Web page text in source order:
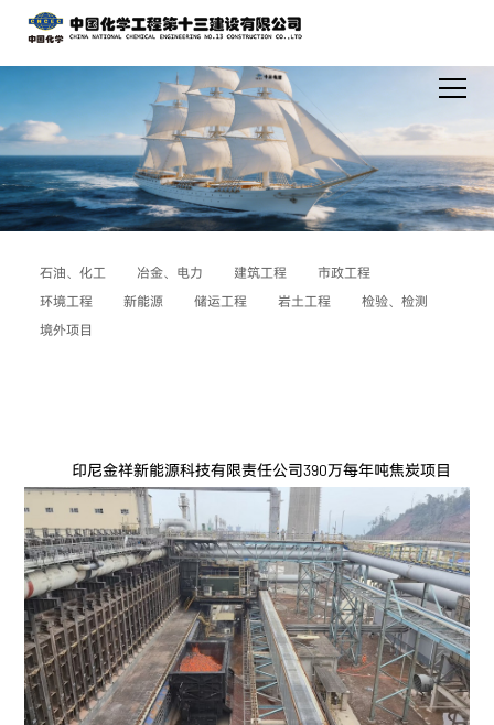
石油、化工 冶金、电力 建筑工程
市政工程
环境工程
新能源 储运工程 岩土工程
检验、检测
境外项目
印尼金祥新能源科技有限责任公司390万每年吨焦炭项目